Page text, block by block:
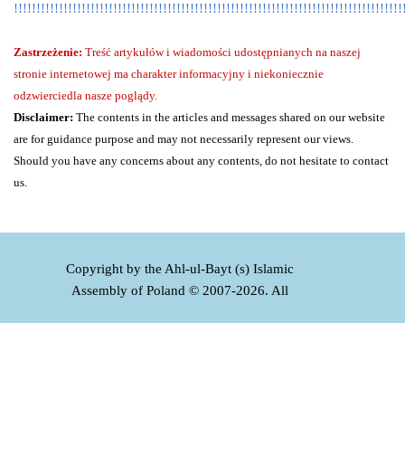
Zastrzeżenie: Treść artykułów i wiadomości udostępnianych na naszej
stronie internetowej ma charakter informacyjny i niekoniecznie
odzwierciedla nasze poglądy.
Disclaimer: The contents in the articles and messages shared on our website
are for guidance purpose and may not necessarily represent our views.
Should you have any concerns about any contents, do not hesitate to contact
us.
Copyright by the Ahl-ul-Bayt (s) Islamic
Assembly of Poland © 2007-2026. All